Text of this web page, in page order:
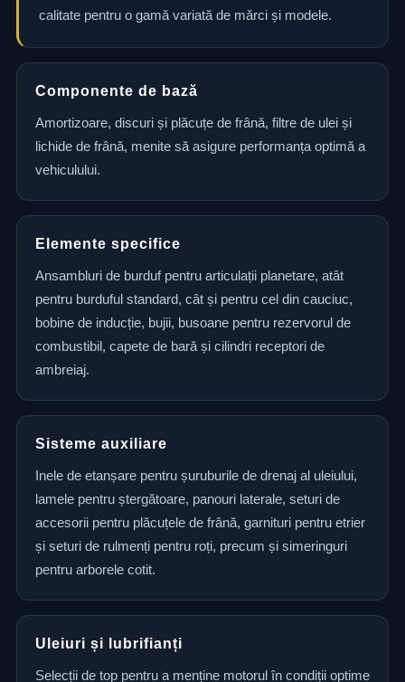
calitate pentru o gamă variată de mărci și modele.
Componente de bază
Amortizoare, discuri și plăcuțe de frână, filtre de ulei și
lichide de frână, menite să asigure performanța optimă a
vehiculului.
Elemente specifice
Ansambluri de burduf pentru articulații planetare, atât
pentru burduful standard, cât și pentru cel din cauciuc,
bobine de inducție, bujii, busoane pentru rezervorul de
combustibil, capete de bară și cilindri receptori de
ambreiaj.
Sisteme auxiliare
Inele de etanșare pentru șuruburile de drenaj al uleiului,
lamele pentru ștergătoare, panouri laterale, seturi de
accesorii pentru plăcuțele de frână, garnituri pentru etrier
și seturi de rulmenți pentru roți, precum și simeringuri
pentru arborele cotit.
Uleiuri și lubrifianți
Selecții de top pentru a menține motorul în condiții optime